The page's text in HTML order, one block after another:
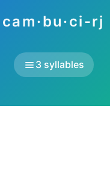
cam·bu·ci-rj
3 syllables